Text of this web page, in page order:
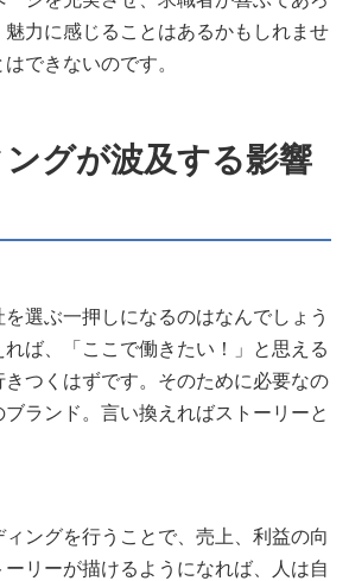
魅力に感じることはあるかもしれませ
できないのです。
グが波及する影響
選ぶ一押しになるのはなんでしょう
ば、「ここで働きたい！」と思える
つくはずです。そのために必要なの
ランド。言い換えればストーリーと
ングを行うことで、売上、利益の向
ーリーが描けるようになれば、人は自